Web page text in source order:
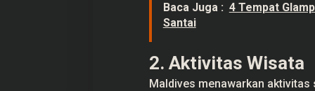
Baca Juga : 4 Tempat
Santai
2. Aktivitas Wisata
Maldives menawarkan